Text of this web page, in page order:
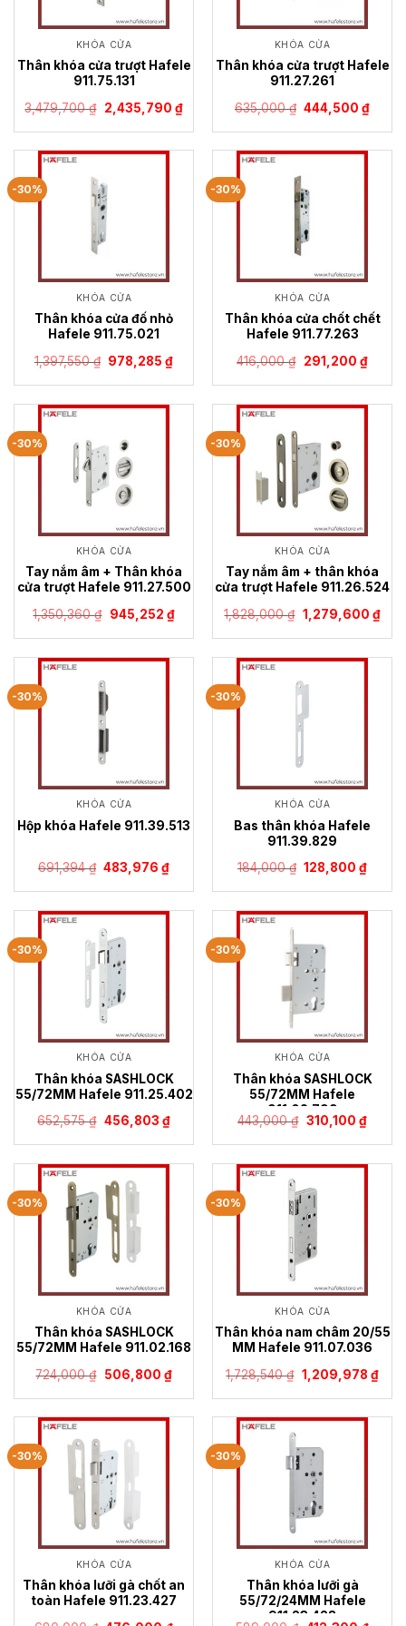
KHÓA CỬA
Thân khóa cửa trượt Hafele
911.75.131
3,479,700₫ Giá
gốc
là:
2,435,790 ₫Giá
hiện
tại
2,435,790 ₫.
KHÓA CỬA
Thân khóa cửa trượt Hafele
911.27.261
635,000₫ Giá
là:
444,500₫Giá
tại
-30%
KHÓA CỬA
Thân khóa cửa đố nhỏ
Hafele 911.75.021
1,397,550₫ Giá
là:
978,285₫Giá
tại
978,285 ₫.
-30%
KHÓA CỬA
Thân khóa cửa chốt chết
Hafele 911.77.263
416,000₫ Giá
là:
291,200 ₫Giá
hiện
tại
-30%
KHÓA CỬA
Tay nắm âm + Thân khóa
cửa trượt Hafele 911.27.500
1,350,360₫ Giá
là:
945,252 ₫Giá
hiện
tại
945,252 ₫.
-30%
KHÓA CỬA
Tay nắm âm + thân khóa
cửa trượt Hafele 911.26.524
1,828,000₫ Giá
gốc
là:
1,279,600 ₫Giá
hiện
tại
-30%
KHÓA CỬA
Hộp khóa Hafele 911.39.513
691,394₫ Giá
là:
483,976₫Giá
tại
483,976 ₫.
-30%
KHÓA CỬA
Bas thân khóa Hafele
911.39.829
184,000₫ Giá
là:
128,800₫Giá
tại
-30%
KHÓA CỬA
Thân khóa SASHLOCK
55/72MM Hafele 911.25.402
652,575₫ Giá
là:
456,803 ₫Giá
hiện
tại
456,803 ₫.
-30%
KHÓA CỬA
Thân khóa SASHLOCK
55/72MM Hafele
911.02.799
443,000₫ Giá
là:
310,100 ₫Giá
hiện
tại
-30%
KHÓA CỬA
Thân khóa SASHLOCK
55/72MM Hafele 911.02.168
724,000₫ Giá
là:
506,800 ₫Giá
hiện
tại
506,800 ₫.
-30%
KHÓA CỬA
Thân khóa nam châm 20/55
MM Hafele 911.07.036
1,728,540₫ Giá
gốc
là:
1,209,978 ₫Giá
hiện
tại
-30%
KHÓA CỬA
Thân khóa lưỡi gà chốt an
toàn Hafele 911.23.427
-30%
KHÓA CỬA
Thân khóa lưỡi gà
55/72/24MM Hafele
911.23.428